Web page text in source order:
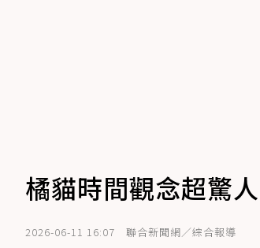
橘貓時間觀念超驚
2026-06-11 16:07 聯合新聞網／綜合報導